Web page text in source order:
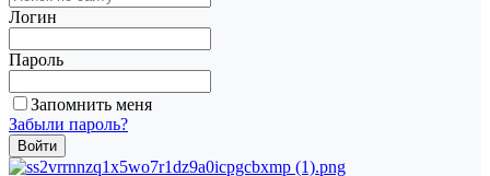
Логин
Пароль
Запомнить меня
Забыли пароль?